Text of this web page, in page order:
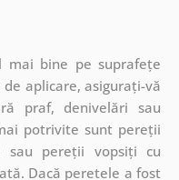
mai bine pe suprafețe
aplicare, asigurați-vă
praf, denivelări sau
potrivite sunt pereții
sau pereții vopsiți cu
Dacă peretele a fost